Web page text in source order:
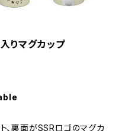
りマグカップ
、裏面がSSRロゴのマグカ